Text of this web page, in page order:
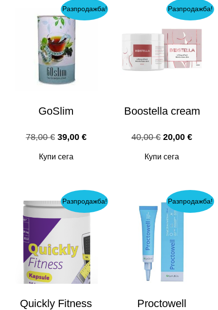
Разпродажба!
GoSlim
78,00€ Original
39,00 €Текущата
Купи сега
Разпродажба!
Boostella cream
40,00€ Original
20,00€
Купи сега
Разпродажба!
Quickly Fitness
Разпродажба!
Proctowell